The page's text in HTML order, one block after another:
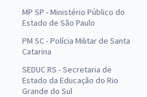
MP SP - Ministério Público do
Estado de São Paulo
PM SC - Polícia Militar de Santa
Catarina
SEDUC RS - Secretaria de
Estado da Educação do Rio
Grande do Sul